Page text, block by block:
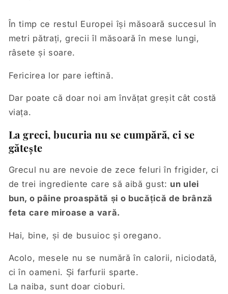
În timp ce restul Europei își măsoară succesul în
metri pătrați, grecii îl măsoară în mese lungi,
râsete și soare.
Fericirea lor pare ieftină.
Dar poate că doar noi am învățat greșit cât costă
viața.
La greci, bucuria nu se cumpără, ci se
gătește
Grecul nu are nevoie de zece feluri în frigider, ci
de trei ingrediente care să aibă gust: un ulei
bun, o pâine proaspătă și o bucățică de brânză
feta care miroase a vară.
Hai, bine, și de busuioc și oregano.
Acolo, mesele nu se numără în calorii, niciodată,
ci în oameni. Și farfurii sparte.
La naiba, sunt doar cioburi.